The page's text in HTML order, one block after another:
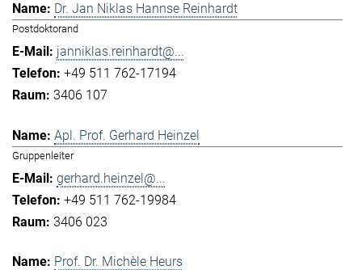
Dr. Jan Niklas Hannse Reinhardt
Postdoktorand
janniklas.reinhardt@...
+49 511 762-17194
3406 107
Apl. Prof. Gerhard Heinzel
Gruppenleiter
gerhard.heinzel@...
+49 511 762-19984
3406 023
Prof. Dr. Michèle Heurs